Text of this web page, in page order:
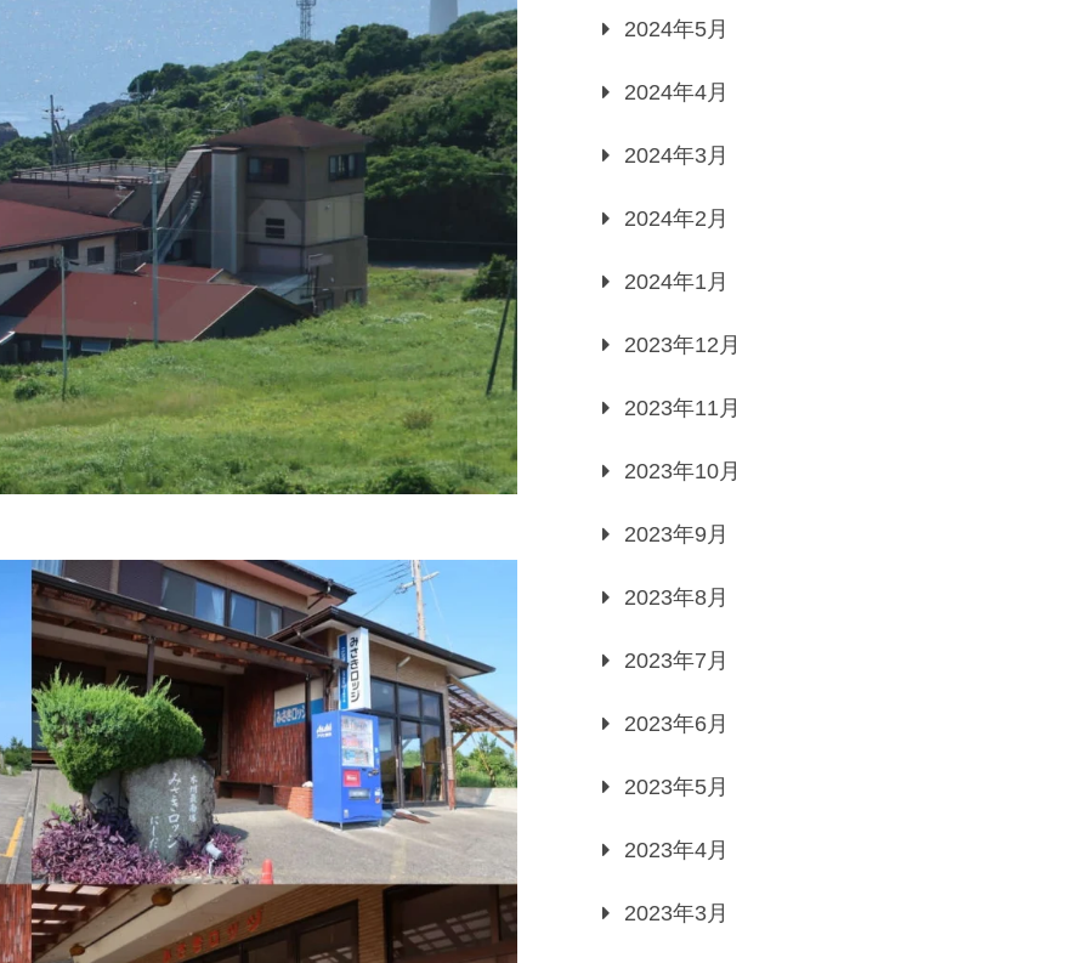
2024年5月
2024年4月
2024年3月
2024年2月
2024年1月
2023年12月
2023年11月
2023年10月
2023年9月
2023年8月
2023年7月
2023年6月
2023年5月
2023年4月
2023年3月